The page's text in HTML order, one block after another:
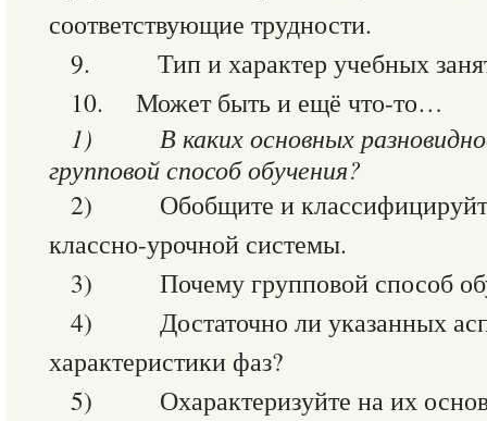
соответствующие трудности.
9. Тип и характер учебных
10. Может быть и ещё что-то…
1) В каких основных
групповой способ обучения?
2) Обобщите и классифицируйте
классно-урочной системы.
3) Почему групповой способ
4) Достаточно ли указанных
характеристики фаз?
5) Охарактеризуйте на их